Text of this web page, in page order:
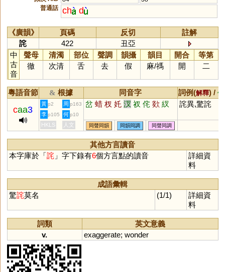
普通話 ch d
《廣韻》 頁碼 反切
註解
詫
422
丑亞
中
古
音
聲母 清濁 部位 聲調 韻攝 韻目 開合
等第
徹
次清 舌 去 假 麻/禡 開 二
粵語音節 & 根據 同音字 詞例(解釋) /
caa3
黃 p2 周 p163 岔 蜡 杈 奼 汊 衩 侘 欻 紁 詫異,驚詫
李 p105 何 p10
HKLS 人文 同聲同韻 同韻同調 同聲同調
其他方言讀音
本字庫於「詫 」字下錄有6個方言點的讀音
詳細資
料
成語彙輯
驚詫莫名 (1/1)
詳細資
料
詞類
英文意義
v.
exaggerate; wonder